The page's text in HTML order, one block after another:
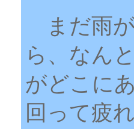
まだ雨が
ら、なん
がどこに
回って疲